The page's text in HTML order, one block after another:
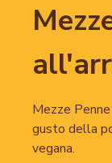
Mezze
gusto della
vegana.